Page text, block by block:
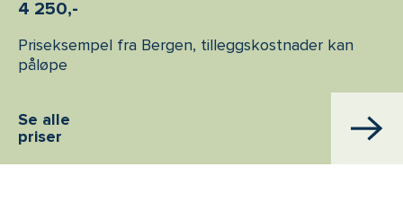
4 250,-
Priseksempel fra Bergen, tilleggskostnader kan
påløpe
Se alle
priser